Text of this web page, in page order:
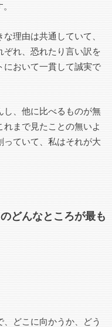
理由は共通していて、
れ、恐れたり言い訳を
において一貫して誠実で
し、他に比べるものが無
まで見たことの無いよ
っていて、私はそれが大
どんなところが最も
どこに向かうか、どう